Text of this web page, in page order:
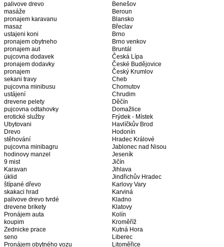
palivove drevo
masáže
pronajem karavanu
masaz
ustajeni koni
pronajem obytneho
pronajem aut
pujcovna dodavek
pronajem dodavky
pronajem
sekani travy
pujcovna minibusu
ustájení
drevene pelety
pujcovna odtahovky
erotické služby
Ubytovani
Drevo
stěhování
pujcovna minibagru
hodinovy manzel
9 mist
Karavan
úklid
štípané dřevo
skakaci hrad
palivove drevo tvrdé
drevene brikety
Pronájem auta
koupim
Zednicke prace
seno
Pronájem obytného vozu
Benešov
Beroun
Blansko
Břeclav
Brno
Brno venkov
Bruntál
Česká Lípa
České Budějovice
Český Krumlov
Cheb
Chomutov
Chrudim
Děčín
Domažlice
Frýdek - Místek
Havlíčkův Brod
Hodonín
Hradec Králové
Jablonec nad Nisou
Jeseník
Jičín
Jihlava
Jindřichův Hradec
Karlovy Vary
Karviná
Kladno
Klatovy
Kolín
Kroměříž
Kutná Hora
Liberec
Litoměřice